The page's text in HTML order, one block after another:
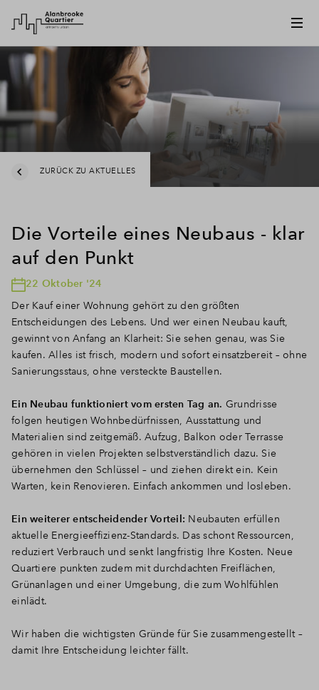
ZURÜCK ZU AKTUELLES
Die Vorteile eines Neubaus - klar
auf den Punkt
22 Oktober '24
Der Kauf einer Wohnung gehört zu den größten
Entscheidungen des Lebens. Und wer einen Neubau kauft,
gewinnt von Anfang an Klarheit: Sie sehen genau, was Sie
kaufen. Alles ist frisch, modern und sofort einsatzbereit – ohne
Sanierungsstaus, ohne versteckte Baustellen.
Ein Neubau funktioniert vom ersten Tag an. Grundrisse
folgen heutigen Wohnbedürfnissen, Ausstattung und
Materialien sind zeitgemäß. Aufzug, Balkon oder Terrasse
gehören in vielen Projekten selbstverständlich dazu. Sie
übernehmen den Schlüssel – und ziehen direkt ein. Kein
Warten, kein Renovieren. Einfach ankommen und losleben.
Ein weiterer entscheidender Vorteil: Neubauten erfüllen
aktuelle Energieeffizienz-Standards. Das schont Ressourcen,
reduziert Verbrauch und senkt langfristig Ihre Kosten. Neue
Quartiere punkten zudem mit durchdachten Freiflächen,
Grünanlagen und einer Umgebung, die zum Wohlfühlen
einlädt.
Wir haben die wichtigsten Gründe für Sie zusammengestellt –
damit Ihre Entscheidung leichter fällt.